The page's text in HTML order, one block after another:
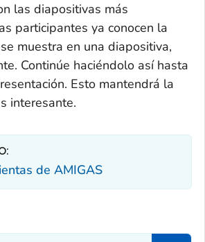
las diapositivas más
participantes ya conocen la
muestra en una diapositiva,
Continúe haciéndolo así hasta
Esto mantendrá la
interesante.
de AMIGAS